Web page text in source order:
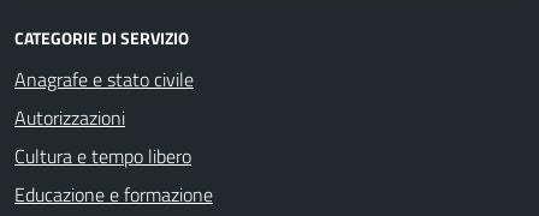
CATEGORIE DI SERVIZIO
Anagrafe e stato civile
Autorizzazioni
Cultura e tempo libero
Educazione e formazione